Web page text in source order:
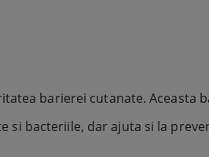
barierei cutanate. Aceasta
bacteriile, dar ajuta si la